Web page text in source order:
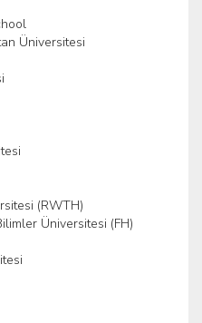
Üniversitesi
(RWTH)
Üniversitesi (FH)